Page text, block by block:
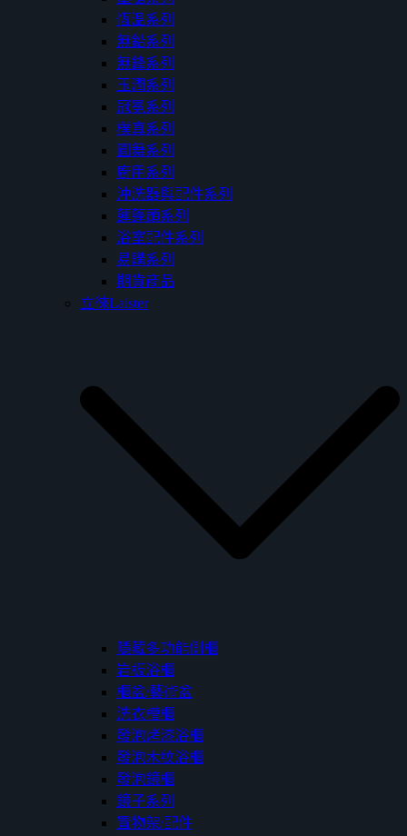
恆溫系列
無鉛系列
無鋒系列
玉潤系列
冠冕系列
樸真系列
圓舞系列
廚用系列
沖洗器與配件系列
蓮蓬頭系列
浴室配件系列
易購系列
期貨商品
立徠Laister
隱藏多功能側櫃
岩板浴櫃
櫃盆/藝術盆
洗衣槽櫃
發泡烤漆浴櫃
發泡木紋浴櫃
發泡鏡櫃
鏡子系列
置物架/配件